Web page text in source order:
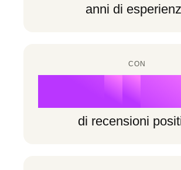
6
8
9
6
8
9
anni di
CON
7
9
3
4
5
6
%
di recensioni